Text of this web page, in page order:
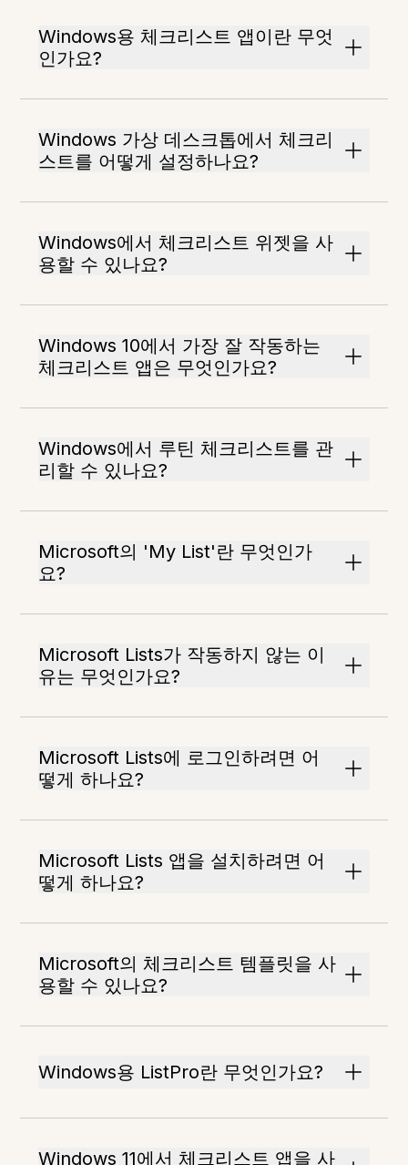
Windows용 체크리스트 앱이란 무엇
인가요?
Windows 가상 데스크톱에서 체크리
스트를 어떻게 설정하나요?
Windows에서 체크리스트 위젯을 사
용할 수 있나요?
Windows 10에서 가장 잘 작동하는
체크리스트 앱은 무엇인가요?
Windows에서 루틴 체크리스트를 관
리할 수 있나요?
Microsoft의 'My List'란 무엇인가
요?
Microsoft Lists가 작동하지 않는 이
유는 무엇인가요?
Microsoft Lists에 로그인하려면 어
떻게 하나요?
Microsoft Lists 앱을 설치하려면 어
떻게 하나요?
Microsoft의 체크리스트 템플릿을 사
용할 수 있나요?
Windows용 ListPro란 무엇인가요?
Windows 11에서 체크리스트 앱을 사